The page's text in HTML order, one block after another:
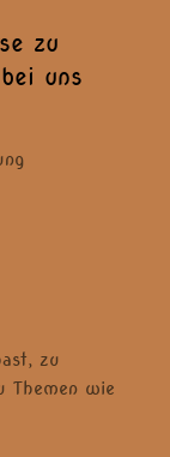
zu
uns
zu
Themen wie